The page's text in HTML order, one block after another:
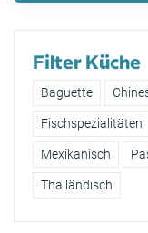
Filter Küche
Baguette
Fischspezialitäten
Mexikanisch
Thailändisch